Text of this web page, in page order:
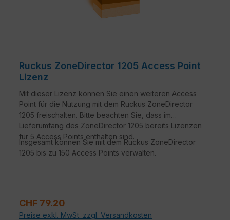
Ruckus ZoneDirector 1205 Access Point
Lizenz
Mit dieser Lizenz können Sie einen weiteren Access
Point für die Nutzung mit dem Ruckus ZoneDirector
1205 freischalten. Bitte beachten Sie, dass im
Lieferumfang des ZoneDirector 1205 bereits Lizenzen
für 5 Access Points enthalten sind.
Insgesamt können Sie mit dem Ruckus ZoneDirector
1205 bis zu 150 Access Points verwalten.
Verkaufspreis:
CHF 79.20
Preise exkl. MwSt. zzgl. Versandkosten